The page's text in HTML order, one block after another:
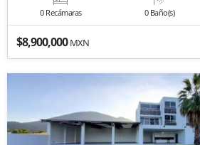
0 Recámaras 0 Baño(s)
$8,900,000MXN